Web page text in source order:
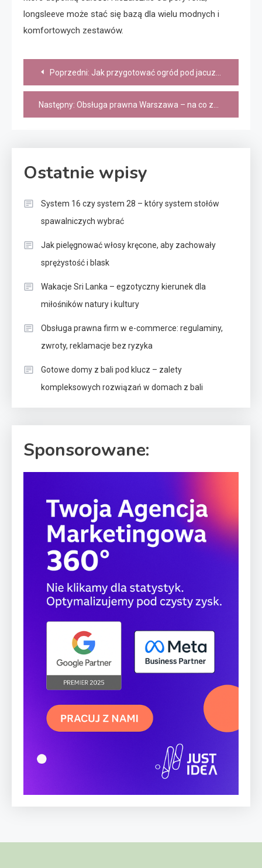
longsleeve może stać się bazą dla wielu modnych i
komfortowych zestawów.
Nawigacja
wpisu
Poprzedni: Jak przygotować ogród pod jacuzzi? Podłoże, przyłącza, strefa prywatności – kompletny poradnik
Następny: Obsługa prawna Warszawa – na co zwrócić uwagę przy wyborze usług prawnych?
Ostatnie wpisy
System 16 czy system 28 – który system stołów
spawalniczych wybrać
Jak pielęgnować włosy kręcone, aby zachowały
sprężystość i blask
Wakacje Sri Lanka – egzotyczny kierunek dla
miłośników natury i kultury
Obsługa prawna firm w e-commerce: regulaminy,
zwroty, reklamacje bez ryzyka
Gotowe domy z bali pod klucz – zalety
kompleksowych rozwiązań w domach z bali
Sponsorowane: